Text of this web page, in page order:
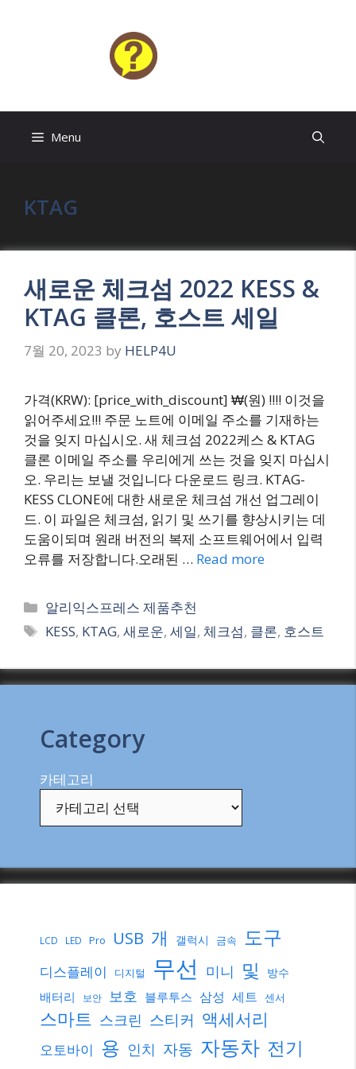
Menu
KTAG
새로운 체크섬 2022 KESS &
KTAG 클론, 호스트 세일
7월 20, 2023 by HELP4U
가격(KRW): [price_with_discount] ₩(원) !!!! 이것을
읽어주세요!!! 주문 노트에 이메일 주소를 기재하는
것을 잊지 마십시오. 새 체크섬 2022케스 & KTAG
클론 이메일 주소를 우리에게 쓰는 것을 잊지 마십시
오. 우리는 보낼 것입니다 다운로드 링크. KTAG-
KESS CLONE에 대한 새로운 체크섬 개선 업그레이
드. 이 파일은 체크섬, 읽기 및 쓰기를 향상시키는 데
도움이되며 원래 버전의 복제 소프트웨어에서 입력
오류를 저장합니다.오래된 … Read more
Categories
알리익스프레스 제품추천
Tags
KESS, KTAG,새로운,세일, 체크섬, 클론, 호스트
Category
카테고리
LCD LED Pro USB 개 갤럭시 금속 도구
디스플레이 디지털 무선 미니 및 방수
배터리 보안 보호 블루투스 삼성 세트 센서
스마트 스크린 스티커 액세서리
오토바이 용 인치 자동 자동차 전기